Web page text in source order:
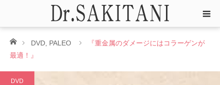
ホームDVD PALEO
『重金属のダメージにはコラーゲンが
最適！』
DVD